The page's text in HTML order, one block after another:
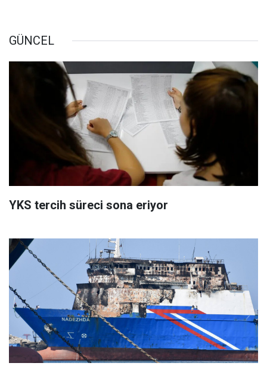
GÜNCEL
YKS tercih süreci sona eriyor